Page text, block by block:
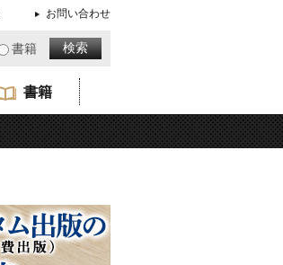
お問い合わせ
書籍
書籍